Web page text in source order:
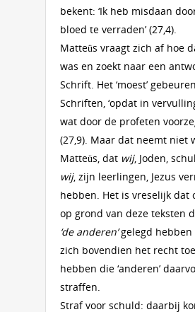
bekent: ‘Ik heb misdaan
bloed te verraden’ (27,4).
Matteüs vraagt zich af hoe
was en zoekt naar een
Schrift. Het ‘moest’
Schriften, ‘opdat in
wat door de profeten
(27,9). Maar dat neemt niet
Matteüs, dat wij, Joden,
wij, zijn leerlingen, Jezus
hebben. Het is vreselijk dat
op grond van deze teksten
‘de anderen’gelegd hebben
zich bovendien het recht
hebben die ‘anderen’
straffen.
Straf voor schuld: daarbij